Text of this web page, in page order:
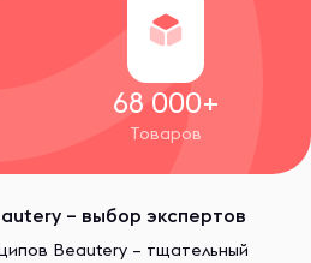
68 000+
Товаров
– выбор экспертов
Beautery – тщательный